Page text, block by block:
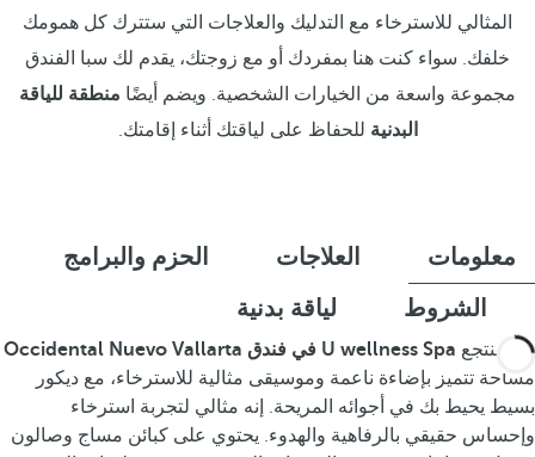
المثالي للاسترخاء مع التدليك والعلاجات التي ستترك كل همومك
خلفك. سواء كنت هنا بمفردك أو مع زوجتك، يقدم لك سبا الفندق
مجموعة واسعة من الخيارات الشخصية. ويضم أيضًا منطقة للياقة
البدنية للحفاظ على لياقتك أثناء إقامتك.
معلومات العلاجات
الحزم والبرامج
الشروط
لياقة بدنية
يعد منتجع U wellness Spa في فندق Occidental Nuevo Vallarta
مساحة تتميز بإضاءة ناعمة وموسيقى مثالية للاسترخاء، مع ديكور
بسيط يحيط بك في أجوائه المريحة. إنه مثالي لتجربة استرخاء
وإحساس حقيقي بالرفاهية والهدوء. يحتوي على كبائن مساج وصالون